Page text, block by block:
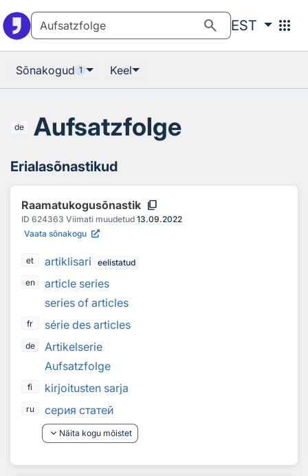
search EST apps
Sõnakogud 1 Keel
de Aufsatzfolge
Erialasõnastikud
Raamatukogusõnastik content_copy
ID 624363 Viimati muudetud 13.09.2022
Vaata sõnakogu
et artiklisari
eelistatud
en
article series
series of articles
fr série des articles
de
Artikelserie
Aufsatzfolge
fi kirjoitusten sarja
ru
серия статей
keyboard_arrow_down Näita kogu mõistet